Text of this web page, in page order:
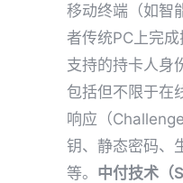
移动终端（如智
者传统PC上完
支持的持卡人身
包括但不限于在
响应（
钥、静态密码、
等。 中付技术（